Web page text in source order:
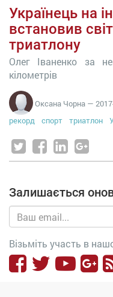
Українець на
встановив
триатлону
Олег Іваненко за
кілометрів
Оксана Чорна —
рекорд
спорт триатлон
Залишається
Візьміть участь в